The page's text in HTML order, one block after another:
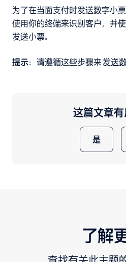
为了在当面支付时发送数字小
使用你的终端来识别客户，并
发送小票。
提示：请遵循这些步骤来发送
这篇文章有
是
了解